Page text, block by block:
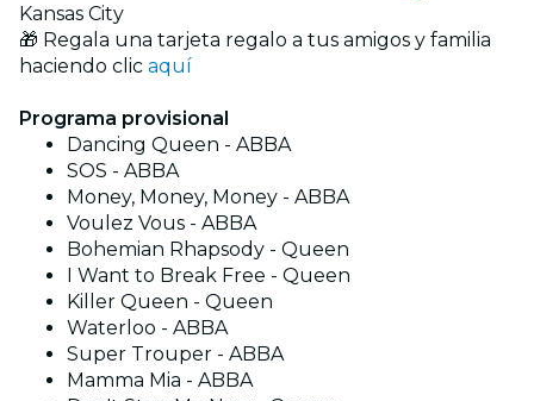
Kansas City
🎁 Regala una tarjeta regalo a tus amigos y familia
haciendo clic aquí
Programa provisional
Dancing Queen - ABBA
SOS - ABBA
Money, Money, Money - ABBA
Voulez Vous - ABBA
Bohemian Rhapsody - Queen
I Want to Break Free - Queen
Killer Queen - Queen
Waterloo - ABBA
Super Trouper - ABBA
Mamma Mia - ABBA